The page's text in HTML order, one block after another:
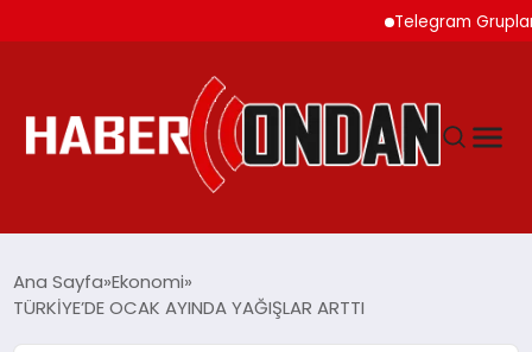
Telegram Grupları ile
Ana Sayfa Ekonomi
TÜRKİYE’DE OCAK AYINDA YAĞIŞLAR ARTTI